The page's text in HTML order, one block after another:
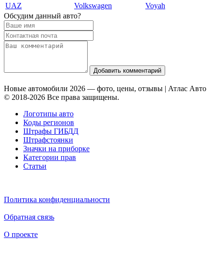
UAZ
Volkswagen
Voyah
Обсудим данный авто?
Добавить комментарий
Новые автомобили 2026 — фото, цены, отзывы | Атлас Авто
© 2018-2026 Все права защищены.
Логотипы авто
Коды регионов
Штрафы ГИБДД
Штрафстоянки
Значки на приборке
Категории прав
Статьи
Политика конфиденциальности
Обратная связь
О проекте